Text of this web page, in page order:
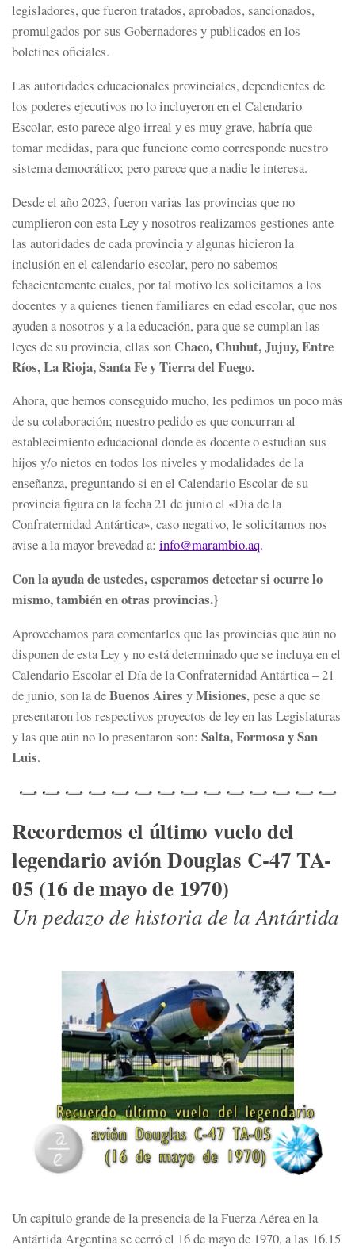
legisladores, que fueron tratados, aprobados, sancionados,
promulgados por sus Gobernadores y publicados en los
boletines oficiales.
Las autoridades educacionales provinciales, dependientes de
los poderes ejecutivos no lo incluyeron en el Calendario
Escolar, esto parece algo irreal y es muy grave, habría que
tomar medidas, para que funcione como corresponde nuestro
sistema democrático; pero parece que a nadie le interesa.
Desde el año 2023, fueron varias las provincias que no
cumplieron con esta Ley y nosotros realizamos gestiones ante
las autoridades de cada provincia y algunas hicieron la
inclusión en el calendario escolar, pero no sabemos
fehacientemente cuales, por tal motivo les solicitamos a los
docentes y a quienes tienen familiares en edad escolar, que nos
ayuden a nosotros y a la educación, para que se cumplan las
leyes de su provincia, ellas son Chaco, Chubut, Jujuy, Entre
Ríos, La Rioja, Santa Fe y Tierra del Fuego.
Ahora, que hemos conseguido mucho, les pedimos un poco más
de su colaboración; nuestro pedido es que concurran al
establecimiento educacional donde es docente o estudian sus
hijos y/o nietos en todos los niveles y modalidades de la
enseñanza, preguntando si en el Calendario Escolar de su
provincia figura en la fecha 21 de junio el «Dia de la
Confraternidad Antártica», caso negativo, le solicitamos nos
avise a la mayor brevedad a: info@marambio.aq.
Con la ayuda de ustedes, esperamos detectar si ocurre lo
mismo, también en otras provincias.}
Aprovechamos para comentarles que las provincias que aún no
disponen de esta Ley y no está determinado que se incluya en el
Calendario Escolar el Día de la Confraternidad Antártica – 21
de junio, son la deBuenos Aires yMisiones, pese a que se
presentaron los respectivos proyectos de ley en las Legislaturas
y las que aún no lo presentaron son: Salta, Formosa y San
Luis.
Recordemos el último vuelo del
legendario avión Douglas C-47 TA-
05 (16 de mayo de 1970)
Un pedazo de historia de la Antártida
Un capitulo grande de la presencia de la Fuerza Aérea en la
Antártida Argentina se cerró el 16 de mayo de 1970, a las 16.15